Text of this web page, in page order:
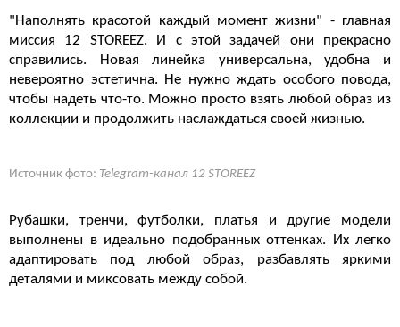
"Наполнять красотой каждый момент жизни" - главная
миссия 12 STOREEZ. И с этой задачей они прекрасно
справились. Новая линейка универсальна, удобна и
невероятно эстетична. Не нужно ждать особого повода,
чтобы надеть что-то. Можно просто взять любой образ из
коллекции и продолжить наслаждаться своей жизнью.
Источник фото: Telegram-канал 12 STOREEZ
Рубашки, тренчи, футболки, платья и другие модели
выполнены в идеально подобранных оттенках. Их легко
адаптировать под любой образ, разбавлять яркими
деталями и миксовать между собой.